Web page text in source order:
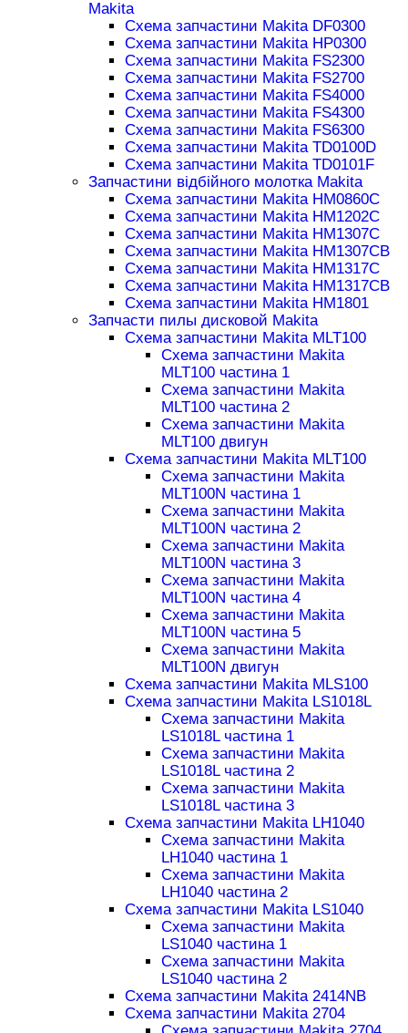
Makita
Схема запчастини Makita DF0300
Схема запчастини Makita HP0300
Схема запчастини Makita FS2300
Схема запчастини Makita FS2700
Схема запчастини Makita FS4000
Схема запчастини Makita FS4300
Схема запчастини Makita FS6300
Схема запчастини Makita TD0100D
Схема запчастини Makita TD0101F
Запчастини відбійного молотка Makita
Схема запчастини Makita HM0860C
Схема запчастини Makita HM1202C
Схема запчастини Makita HM1307C
Схема запчастини Makita HM1307CB
Схема запчастини Makita HM1317C
Схема запчастини Makita HM1317CB
Схема запчастини Makita HM1801
Запчасти пилы дисковой Makita
Схема запчастини Makita MLT100
Схема запчастини Makita
MLT100 частина 1
Схема запчастини Makita
MLT100 частина 2
Схема запчастини Makita
MLT100 двигун
Схема запчастини Makita MLT100
Схема запчастини Makita
MLT100N частина 1
Схема запчастини Makita
MLT100N частина 2
Схема запчастини Makita
MLT100N частина 3
Схема запчастини Makita
MLT100N частина 4
Схема запчастини Makita
MLT100N частина 5
Схема запчастини Makita
MLT100N двигун
Схема запчастини Makita MLS100
Схема запчастини Makita LS1018L
Схема запчастини Makita
LS1018L частина 1
Схема запчастини Makita
LS1018L частина 2
Схема запчастини Makita
LS1018L частина 3
Схема запчастини Makita LH1040
Схема запчастини Makita
LH1040 частина 1
Схема запчастини Makita
LH1040 частина 2
Схема запчастини Makita LS1040
Схема запчастини Makita
LS1040 частина 1
Схема запчастини Makita
LS1040 частина 2
Схема запчастини Makita 2414NB
Схема запчастини Makita 2704